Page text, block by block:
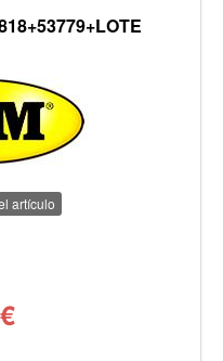
artículo
€